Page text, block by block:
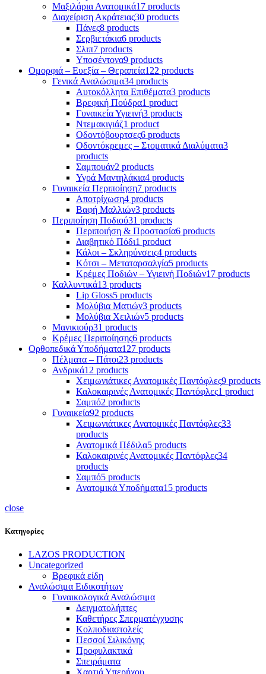
Μαξιλάρια Ανατομικά17 products
Διαχείριση Ακράτειας30 products
Πάνες8 products
Σερβιετάκια6 products
Σλιπ7 products
Υποσέντονα9 products
Ομορφιά – Ευεξία – Θεραπεία122 products
Γενικά Αναλώσιμα34 products
Αυτοκόλλητα Επιθέματα3 products
Βρεφική Πούδρα1 product
Γυναικεία Υγιεινή3 products
Ντεμακιγιάζ1 product
Οδοντόβουρτσες6 products
Οδοντόκρεμες – Στοματικά Διαλύματα3
products
Σαμπουάν2 products
Υγρά Μαντηλάκια4 products
Γυναικεία Περιποίηση7 products
Αποτρίχωση4 products
Βαφή Μαλλιών3 products
Περιποίηση Ποδιού31 products
Περιποιήση & Προστασία6 products
Διαβητικό Πόδι1 product
Κάλοι – Σκληρύνσεις4 products
Κότσι – Μεταταρσαλγία5 products
Κρέμες Ποδιών – Υγιεινή Ποδιών17 products
Καλλυντικά13 products
Lip Gloss5 products
Μολύβια Ματιών3 products
Μολύβια Χειλιών5 products
Μανικιούρ31 products
Κρέμες Περιποίησης6 products
Ορθοπεδικά Υποδήματα127 products
Πέλματα – Πάτοι23 products
Ανδρικά12 products
Χειμωνιάτικες Ανατομικές Παντόφλες9 products
Καλοκαιρινές Ανατομικές Παντόφλες1 product
Σαμπό2 products
Γυναικεία92 products
Χειμωνιάτικες Ανατομικές Παντόφλες33
products
Ανατομικά Πέδιλα5 products
Καλοκαιρινές Ανατομικές Παντόφλες34
products
Σαμπό5 products
Ανατομικά Υποδήματα15 products
close
Κατηγορίες
LAZOS PRODUCTION
Uncategorized
Βρεφικά είδη
Αναλώσιμα Ειδικοτήτων
Γυναικολογικά Αναλώσιμα
Δειγματολήπτες
Καθετήρες Σπερματέγχυσης
Κολποδιαστολείς
Πεσσοί Σιλικόνης
Προφυλακτικά
Σπειράματα
Χαρτιά Υπερήχου